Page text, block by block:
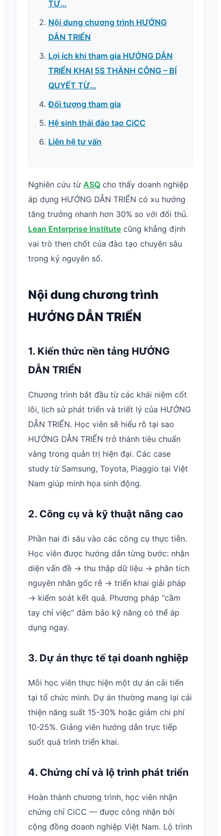
TỪ…
Nội dung chương trình HƯỚNG
DẪN TRIỂN
Lợi ích khi tham gia HƯỚNG DẪN
TRIỂN KHAI 5S THÀNH CÔNG – BÍ
QUYẾT TỪ…
Đối tượng tham gia
Hệ sinh thái đào tạo CiCC
Liên hệ tư vấn
Nghiên cứu từ ASQ cho thấy doanh nghiệp
áp dụng HƯỚNG DẪN TRIỂN có xu hướng
tăng trưởng nhanh hơn 30% so với đối thủ.
Lean Enterprise Institute cũng khẳng định
vai trò then chốt của đào tạo chuyên sâu
trong kỷ nguyên số.
Nội dung chương trình
HƯỚNG DẪN TRIỂN
1. Kiến thức nền tảng HƯỚNG
DẪN TRIỂN
Chương trình bắt đầu từ các khái niệm cốt
lõi, lịch sử phát triển và triết lý của HƯỚNG
DẪN TRIỂN. Học viên sẽ hiểu rõ tại sao
HƯỚNG DẪN TRIỂN trở thành tiêu chuẩn
vàng trong quản trị hiện đại. Các case
study từ Samsung, Toyota, Piaggio tại Việt
Nam giúp minh họa sinh động.
2. Công cụ và kỹ thuật nâng cao
Phần hai đi sâu vào các công cụ thực tiễn.
Học viên được hướng dẫn từng bước: nhận
diện vấn đề → thu thập dữ liệu → phân tích
nguyên nhân gốc rễ → triển khai giải pháp
→ kiểm soát kết quả. Phương pháp “cầm
tay chỉ việc” đảm bảo kỹ năng có thể áp
dụng ngay.
3. Dự án thực tế tại doanh nghiệp
Mỗi học viên thực hiện một dự án cải tiến
tại tổ chức mình. Dự án thường mang lại cải
thiện năng suất 15-30% hoặc giảm chi phí
10-25%. Giảng viên hướng dẫn trực tiếp
suốt quá trình triển khai.
4. Chứng chỉ và lộ trình phát triển
Hoàn thành chương trình, học viên nhận
chứng chỉ CiCC — được công nhận bởi
cộng đồng doanh nghiệp Việt Nam. Lộ trình